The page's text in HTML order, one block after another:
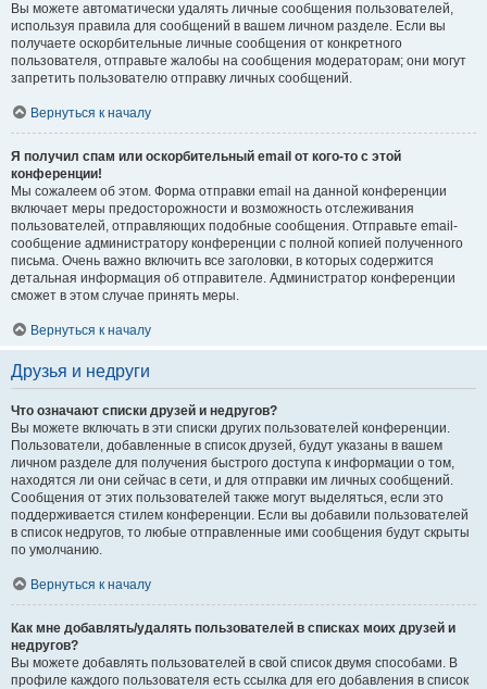
Вы можете автоматически удалять личные сообщения пользователей,
используя правила для сообщений в вашем личном разделе. Если вы
получаете оскорбительные личные сообщения от конкретного
пользователя, отправьте жалобы на сообщения модераторам; они могут
запретить пользователю отправку личных сообщений.
Вернуться к началу
Я получил спам или оскорбительный email от кого-то с этой
конференции!
Мы сожалеем об этом. Форма отправки email на данной конференции
включает меры предосторожности и возможность отслеживания
пользователей, отправляющих подобные сообщения. Отправьте email-
сообщение администратору конференции с полной копией полученного
письма. Очень важно включить все заголовки, в которых содержится
детальная информация об отправителе. Администратор конференции
сможет в этом случае принять меры.
Вернуться к началу
Друзья и недруги
Что означают списки друзей и недругов?
Вы можете включать в эти списки других пользователей конференции.
Пользователи, добавленные в список друзей, будут указаны в вашем
личном разделе для получения быстрого доступа к информации о том,
находятся ли они сейчас в сети, и для отправки им личных сообщений.
Сообщения от этих пользователей также могут выделяться, если это
поддерживается стилем конференции. Если вы добавили пользователей
в список недругов, то любые отправленные ими сообщения будут скрыты
по умолчанию.
Вернуться к началу
Как мне добавлять/удалять пользователей в списках моих друзей и
недругов?
Вы можете добавлять пользователей в свой список двумя способами. В
профиле каждого пользователя есть ссылка для его добавления в список